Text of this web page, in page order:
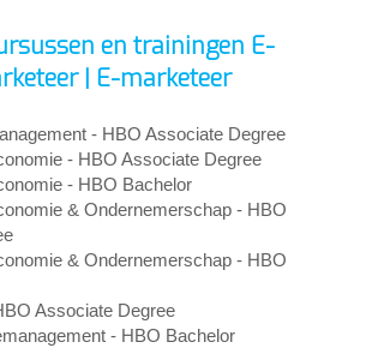
en trainingen E-
| E-marketeer
- HBO Associate Degree
- HBO Associate Degree
- HBO Bachelor
& Ondernemerschap - HBO
& Ondernemerschap - HBO
Associate Degree
- HBO Bachelor